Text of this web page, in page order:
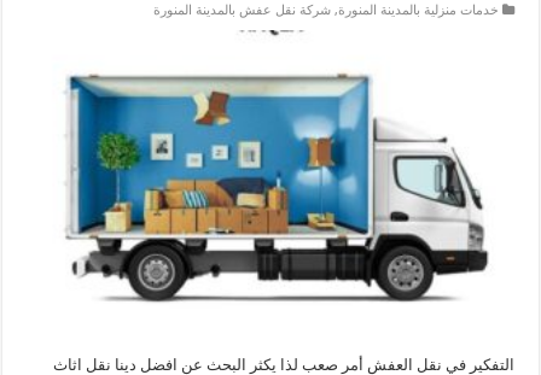
خدمات منزلية بالمدينة المنورة,شركة نقل عفش بالمدينة المنورة
التفكير في نقل العفش أمر صعب لذا يكثر البحث عن افضل دينا نقل اثاث